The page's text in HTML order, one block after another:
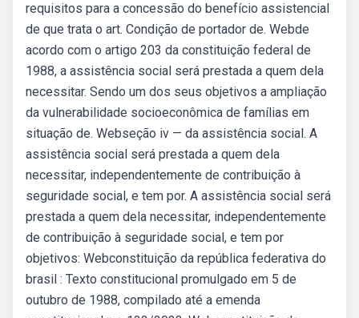
requisitos para a concessão do benefício assistencial
de que trata o art. Condição de portador de. Webde
acordo com o artigo 203 da constituição federal de
1988, a assistência social será prestada a quem dela
necessitar. Sendo um dos seus objetivos a ampliação
da vulnerabilidade socioeconômica de famílias em
situação de. Webseção iv — da assistência social. A
assistência social será prestada a quem dela
necessitar, independentemente de contribuição à
seguridade social, e tem por. A assistência social será
prestada a quem dela necessitar, independentemente
de contribuição à seguridade social, e tem por
objetivos: Webconstituição da república federativa do
brasil : Texto constitucional promulgado em 5 de
outubro de 1988, compilado até a emenda